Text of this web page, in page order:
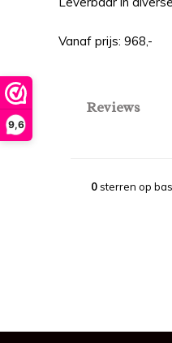
9,6
Vanaf prijs: 968,-
Reviews
0sterren op